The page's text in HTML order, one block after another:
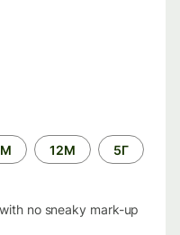
12М 5Г
no sneaky mark-up